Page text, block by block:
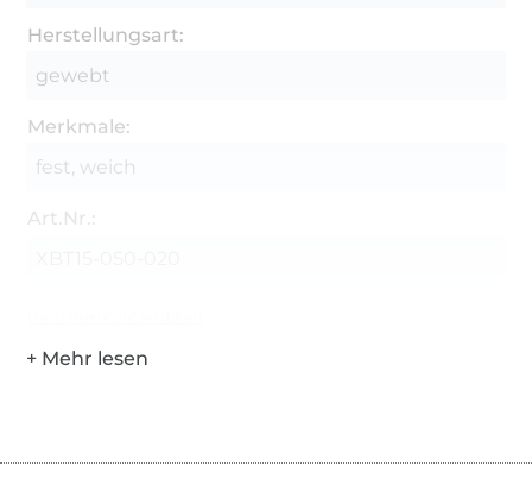
Herstellungsart:
gewebt
Merkmale:
fest, weich
Art.Nr.: